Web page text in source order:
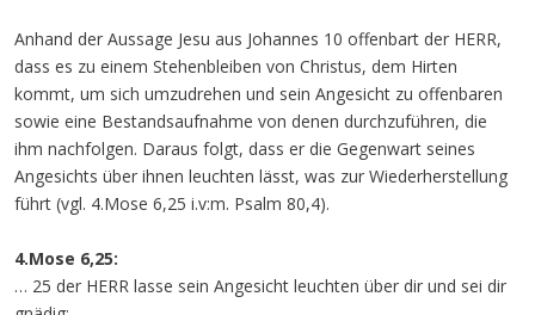
Anhand der Aussage Jesu aus Johannes 10 offenbart der HERR,
dass es zu einem Stehenbleiben von Christus, dem Hirten
kommt, um sich umzudrehen und sein Angesicht zu offenbaren
sowie eine Bestandsaufnahme von denen durchzuführen, die
ihm nachfolgen. Daraus folgt, dass er die Gegenwart seines
Angesichts über ihnen leuchten lässt, was zur Wiederherstellung
führt (vgl. 4.Mose 6,25 i.v:m. Psalm 80,4).
4.Mose 6,25:
… 25 der HERR lasse sein Angesicht leuchten über dir und sei dir